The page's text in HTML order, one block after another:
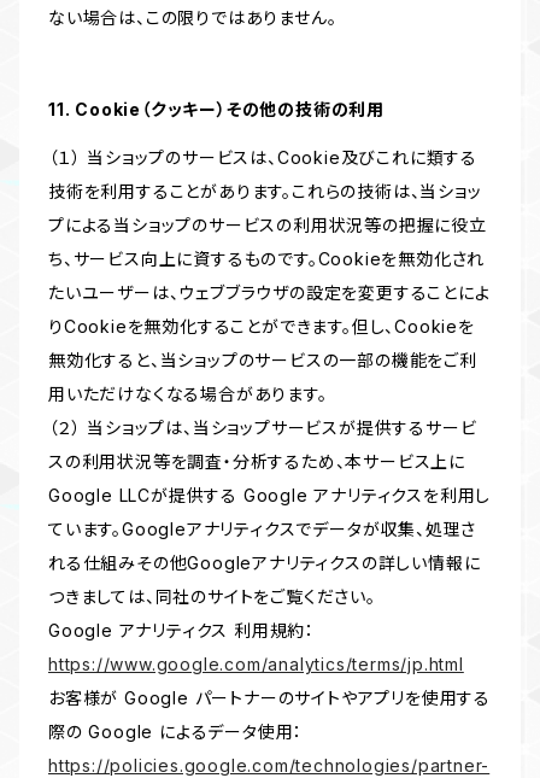
ない場合は、この限りではありません。
11. Cookie（クッキー）その他の技術の利用
（１） 当ショップのサービスは、Cookie及びこれに類する
技術を利用することがあります。これらの技術は、当ショッ
プによる当ショップのサービスの利用状況等の把握に役立
ち、サービス向上に資するものです。Cookieを無効化され
たいユーザーは、ウェブブラウザの設定を変更することによ
りCookieを無効化することができます。但し、Cookieを
無効化すると、当ショップのサービスの一部の機能をご利
用いただけなくなる場合があります。
（２） 当ショップは、当ショップサービスが提供するサービ
スの利用状況等を調査・分析するため、本サービス上に
Google LLCが提供する Google アナリティクスを利用し
ています。Googleアナリティクスでデータが収集、処理さ
れる仕組みその他Googleアナリティクスの詳しい情報に
つきましては、同社のサイトをご覧ください。
Google アナリティクス 利用規約：
https://www.google.com/analytics/terms/jp.html
お客様が Google パートナーのサイトやアプリを使用する
際の Google によるデータ使用：
https://policies.google.com/technologies/partner-